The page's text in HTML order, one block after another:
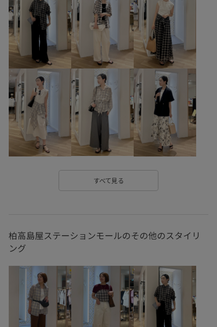
26SS20dp 26SS_エアリーリネンライク
26SSお着軽シャツ 26SSエアリーリネンライク
2WAYで使える blouse_pickup RP26SS
RP26SS着映えトップス Tシャツ UVカット
お気に入りアイテム_pickup きちんと感 きれいめ
こなれ感 さりげないアクセント
ちゃんとプラスかわいい保証 イージーパンツ
オフショルダー カシュクール カジュアル
キャミソール
コットン コントラスト
シンプル ジャケット スタンドフリル スッキリ
セットアップ
トレンド トレンド感 ドライ ドライタッチ
ナチュラル ニット バランスが良い フリル
フリーサイズ フーディー ブラウス ブルゾン
すべて見る
柏高島屋ステーションモールのその他のスタイリ
ング